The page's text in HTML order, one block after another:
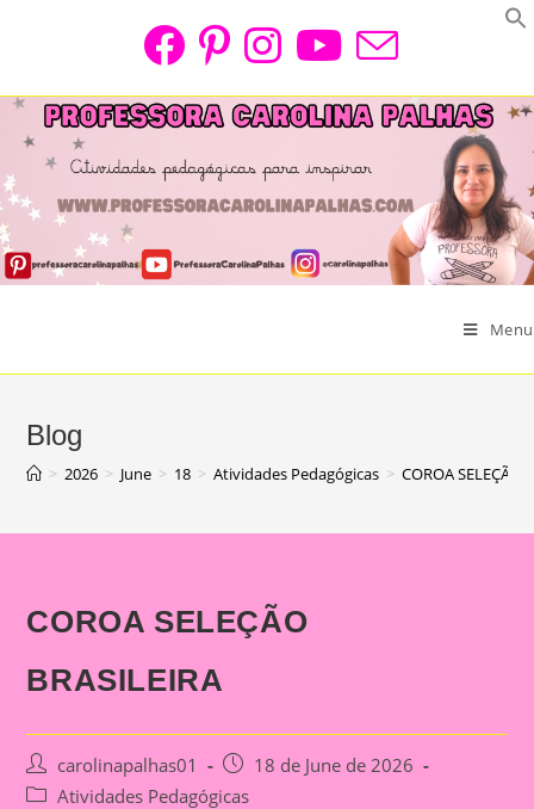
Menu
Blog
> 2026 > June > 18 > Atividades Pedagógicas > COROA SELEÇÃO
COROA SELEÇÃO
BRASILEIRA
Post
author:
carolinapalhas01
Post
published:
18 de June de 2026
PostAtividades Pedagógicas